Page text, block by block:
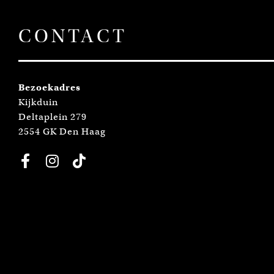
CONTACT
Bezoekadres
Kijkduin
Deltaplein 279
2554 GK Den Haag